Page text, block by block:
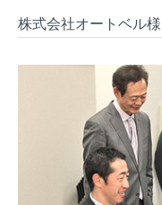
株式会社オートベル様